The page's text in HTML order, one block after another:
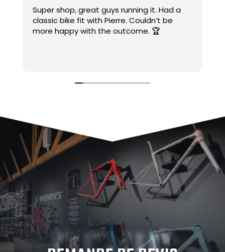
Super shop, great guys running it. Had a
classic bike fit with Pierre. Couldn’t be
more happy with the outcome. 🏆